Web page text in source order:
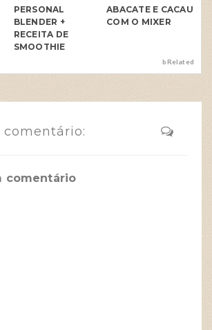
PERSONAL
BLENDER +
RECEITA DE
SMOOTHIE
ABACATE E CACAU
COM O MIXER
bRelated
comentário